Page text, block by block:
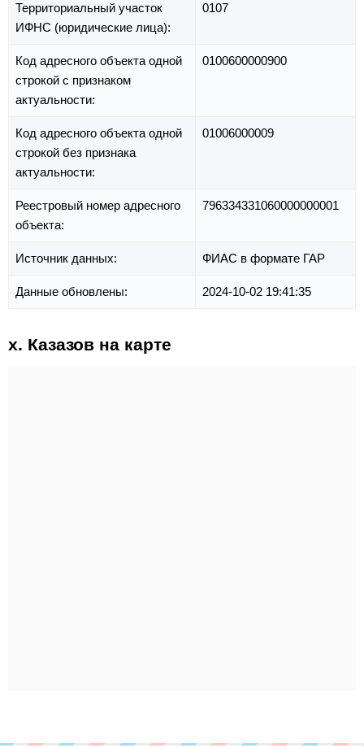
Территориальный участок
ИФНС (юридические лица):
0107
Код адресного объекта одной
строкой с признаком
актуальности:
0100600000900
Код адресного объекта одной
строкой без признака
актуальности:
01006000009
Реестровый номер адресного
объекта:
796334331060000000001
Источник данных: ФИАС в формате ГАР
Данные обновлены: 2024-10-02 19:41:35
х. Казазов на карте